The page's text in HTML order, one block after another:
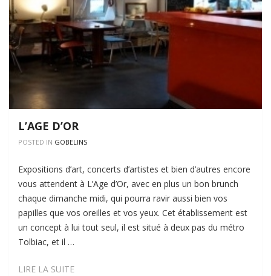
L’AGE D’OR
POSTED IN GOBELINS
Expositions d’art, concerts d’artistes et bien d’autres encore
vous attendent à L’Age d’Or, avec en plus un bon brunch
chaque dimanche midi, qui pourra ravir aussi bien vos
papilles que vos oreilles et vos yeux. Cet établissement est
un concept à lui tout seul, il est situé à deux pas du métro
Tolbiac, et il …
LIRE LA SUITEL’AGE